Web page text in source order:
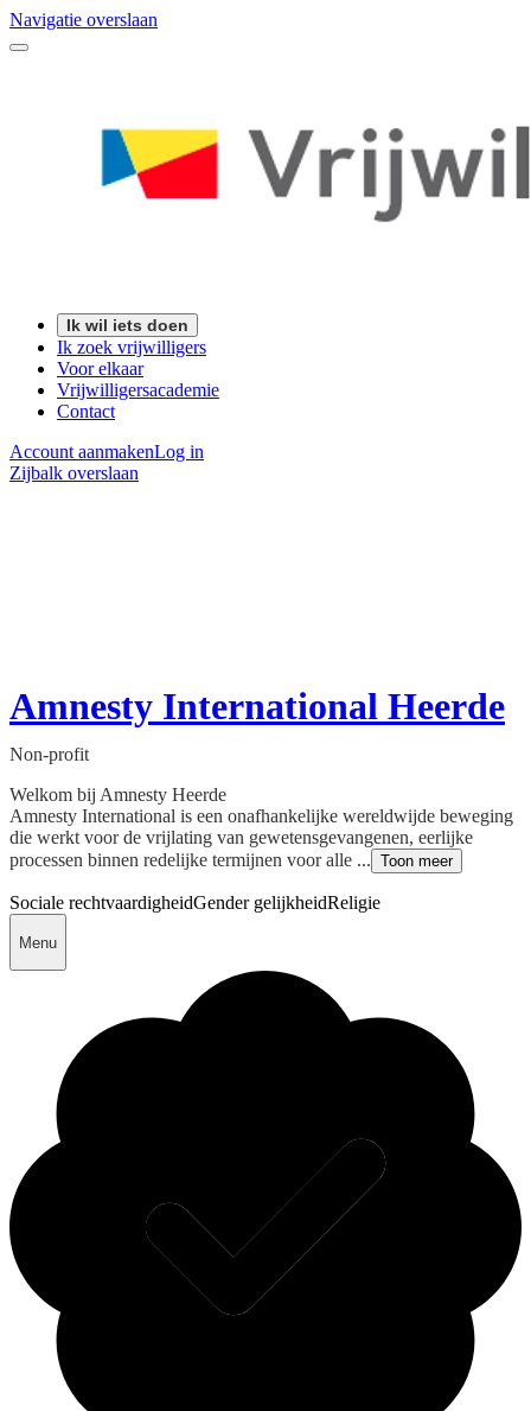
Navigatie overslaan
Ik wil iets doen
Ik zoek vrijwilligers
Voor elkaar
Vrijwilligersacademie
Contact
Account aanmakenLog in
Zijbalk overslaan
Amnesty International Heerde
Non-profit
Welkom bij Amnesty Heerde
Amnesty International is een onafhankelijke wereldwijde beweging
die werkt voor de vrijlating van gewetensgevangenen, eerlijke
processen binnen redelijke termijnen voor alle ... Toon meer
Sociale rechtvaardigheidGender gelijkheidReligie
Menu